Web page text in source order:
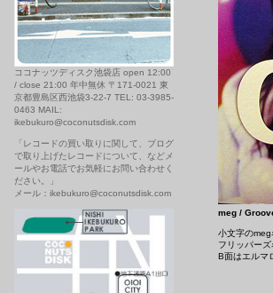
meg /
小文字のmeg
フリッパー
B面はエルマ
ココナッツディスク池袋店 open 12:00
/ close 21:00 年中無休 〒171-0021 東
京都豊島区西池袋3-22-7 TEL: 03-3985-
0463 MAIL:
ikebukuro@coconutsdisk.com
「レコードの買い取りに関して、ブログ
で取り上げたレコードについて、などメ
ールやお電話でお気軽にお問い合わせく
ださい。」
メール：ikebukuro@coconutsdisk.com